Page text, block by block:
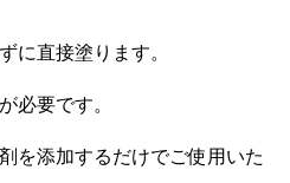
に直接塗ります。
必要です。
を添加するだけでご使用いた